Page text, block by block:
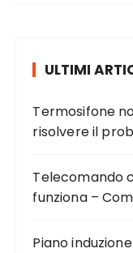
ULTIMI
Termosifone
risolvere il
Telecomando
funziona –
Piano